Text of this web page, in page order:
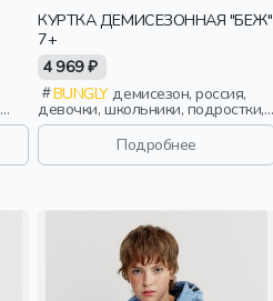
КУРТКА ДЕМИСЕЗОННАЯ "БЕЖ"
7+
4 969 ₽
BUNGLYдемисезон, россия,
девочки, школьники, подростки,
дети
Подробнее